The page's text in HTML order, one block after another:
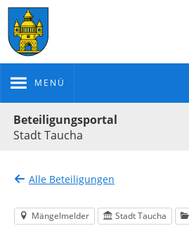
MENÜ
Beteiligungsportal
Stadt Taucha
Alle Beteiligungen
Mängelmelder Stadt Taucha